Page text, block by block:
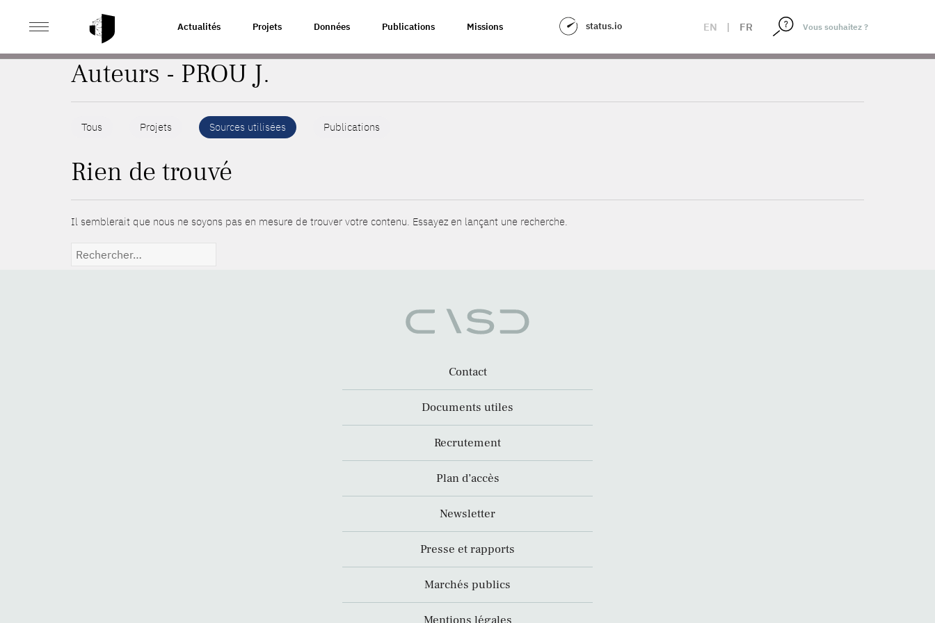
Actualités Projets Données Publications Missions status.io EN | FR
ACCUEIL
Auteurs - PROU J.
Tous Projets Sources utilisées Publications
Rien de trouvé
Il semblerait que nous ne soyons pas en mesure de trouver votre contenu. Essayez en lançant une recherche.
Rechercher :
Contact
Documents utiles
Recrutement
Plan d’accès
Newsletter
Presse et rapports
Marchés publics